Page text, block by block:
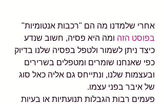
אחרי שלמדנו מה הם "רכבות אנטומיות"
בפוסט הזה ומה היא פסיה, חשוב שנדע
כיצד ניתן לשמור ולטפל בפסיה שלנו בדיוק
כפי שאנחנו שומרים ומטפלים בשרירים
ובעצמות שלנו, ונתייחס גם אליה כאל סוג
של איבר בפני עצמו.
פעמים רבות הגבלות תנועתיות או בעיות